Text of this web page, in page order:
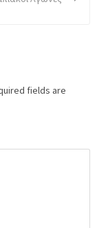
fields are